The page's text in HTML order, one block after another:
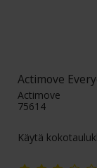
Actimove
Actimove
75614
Käytä